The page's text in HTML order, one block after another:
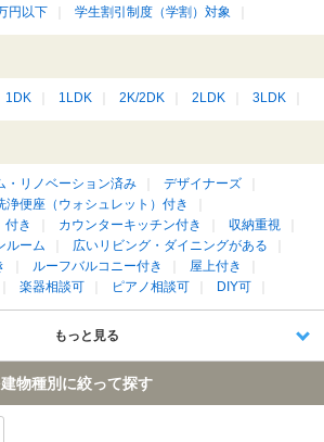
円以下 学生割引制度（学割）対象
1DK 1LDK 2K/2DK 2LDK 3LDK
・リノベーション済み
デザイナーズ
浄便座（ウォシュレット）付き
付き
カウンターキッチン付き
収納重視
ルーム
広いリビング・ダイニングがある
ルーフバルコニー付き
屋上付き
楽器相談可 ピアノ相談可 DIY可
もっと見る
物種別に絞って探す